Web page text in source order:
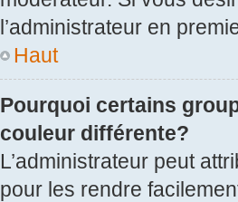
l’administrateur en
Haut
Pourquoi certains
couleur différente?
L’administrateur peut
pour les rendre